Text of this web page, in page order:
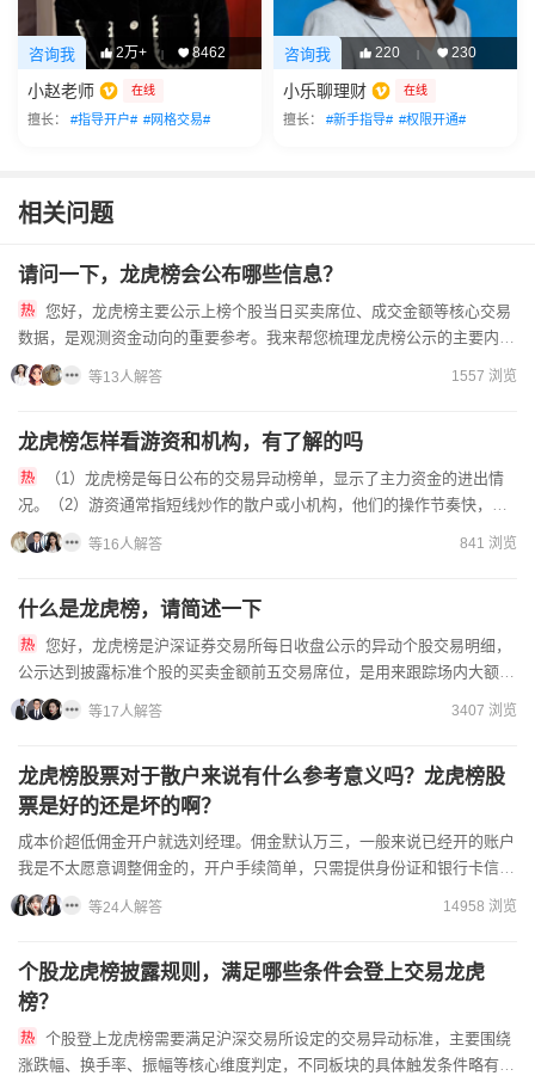
咨询我 2万+ | 8462
小赵老师 在线
擅长： #指导开户# #网格交易#
咨询我 220 | 230
小乐聊理财 在线
擅长： #新手指导# #权限开通#
相关问题
请问一下，龙虎榜会公布哪些信息？
数据，是观测资金动向的重要参考。我来帮您梳理龙虎榜公示的主要内
容：（1）上榜标的名称、证券代码、当日涨跌幅、偏离值、换手率等...
等13人解答 1557 浏览
龙虎榜怎样看游资和机构，有了解的吗
况。（2）游资通常指短线炒作的散户或小机构，他们的操作节奏快，波
动大；机构则更注重基本面，操作更为稳健。（3）可以通过观察上...
等16人解答 841 浏览
什么是龙虎榜，请简述一下
公示达到披露标准个股的买卖金额前五交易席位，是用来跟踪场内大额资
金流向的官方公开数据。（1）上榜硬性条件：股票满足任意一条标...
等17人解答 3407 浏览
龙虎榜股票对于散户来说有什么参考意义吗？龙虎榜股
票是好的还是坏的啊？
成本价超低佣金开户就选刘经理。佣金默认万三，一般来说已经开的账户
我是不太愿意调整佣金的，开户手续简单，只需提供身份证和银行卡信
息，可以线上办理，欢迎联系我，立即办理成本价极低的佣金开户...
等24人解答 14958 浏览
个股龙虎榜披露规则，满足哪些条件会登上交易龙虎
榜？
涨跌幅、换手率、振幅等核心维度判定，不同板块的具体触发条件略有差